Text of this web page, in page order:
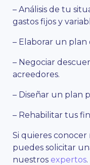
– Análisis de tu
gastos fijos y
– Elaborar un plan
– Negociar
acreedores.
– Diseñar un plan
– Rehabilitar tus
Si quieres conocer
puedes solicitar
nuestros expertos.